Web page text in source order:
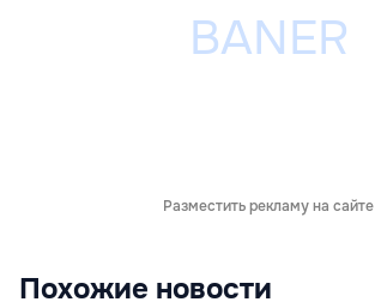
Разместить рекламу на сайте
Похожие новости